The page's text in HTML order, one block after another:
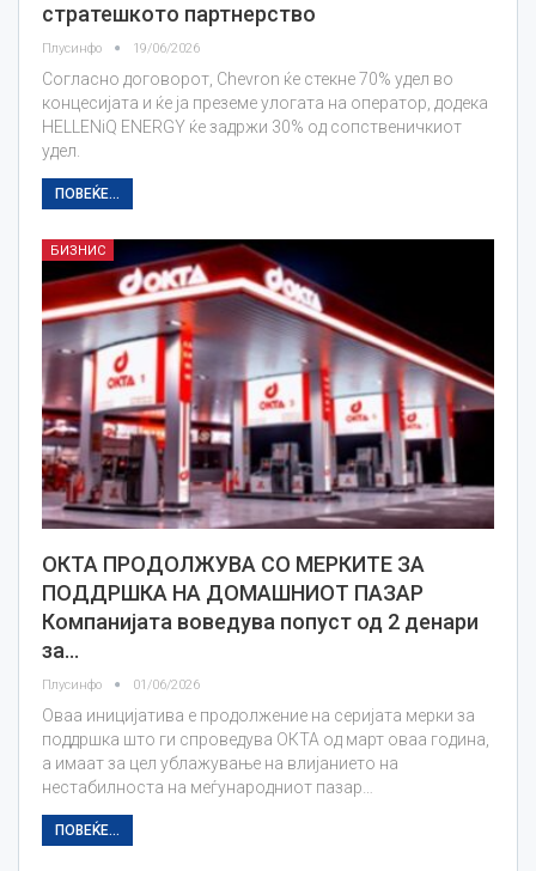
стратешкото партнерство
Плусинфо 19/06/2026
Согласно договорот, Chevron ќе стекне 70% удел во
концесијата и ќе ја преземе улогата на оператор, додека
HELLENiQ ENERGY ќе задржи 30% од сопственичкиот
удел.
ПОВЕЌЕ...
БИЗНИС
ОКТА ПРОДОЛЖУВА СО МЕРКИТЕ ЗА
ПОДДРШКА НА ДОМАШНИОТ ПАЗАР
Компанијата воведува попуст од 2 денари
за…
Плусинфо 01/06/2026
Оваа иницијатива е продолжение на серијата мерки за
поддршка што ги спроведува ОКТА од март оваа година,
а имаат за цел ублажување на влијанието на
нестабилноста на меѓународниот пазар…
ПОВЕЌЕ...